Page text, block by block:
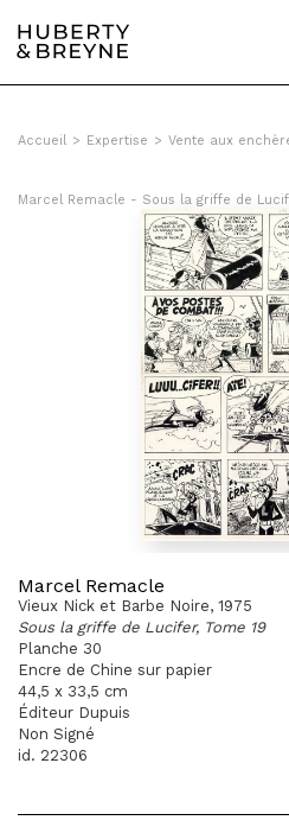
Accueil > Expertise > Vente aux
Marcel Remacle - Sous la griffe de
Marcel Remacle
Vieux Nick et Barbe Noire, 1975
Sous la griffe de Lucifer, Tome 19
Planche 30
Encre de Chine sur papier
44,5 x 33,5 cm
Éditeur Dupuis
Non Signé
id. 22306